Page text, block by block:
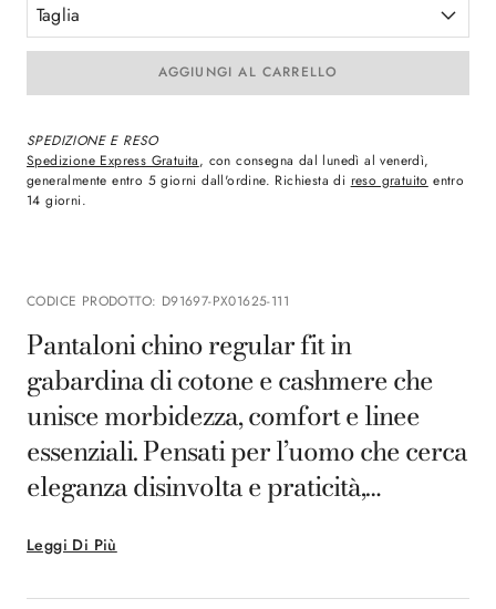
Taglia
AGGIUNGI AL CARRELLO
SPEDIZIONE E RESO
Spedizione Express Gratuita, con consegna dal lunedì al venerdì,
generalmente entro 5 giorni dall'ordine. Richiesta di reso gratuito entro
14 giorni.
CODICE PRODOTTO: D91697-PX01625-111
Leggi Di Più
Pantaloni chino regular fit in
gabardina di cotone e cashmere che
unisce morbidezza, comfort e linee
essenziali. Pensati per l’uomo che cerca
eleganza disinvolta e praticità,
quotidiana.